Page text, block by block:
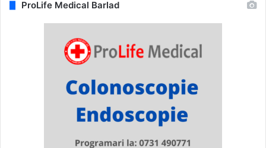
ProLife Medical Barlad